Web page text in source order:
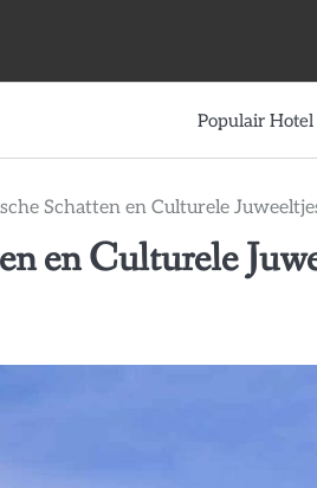
Populair Hotel
Schatten en Culturele
en Culturele